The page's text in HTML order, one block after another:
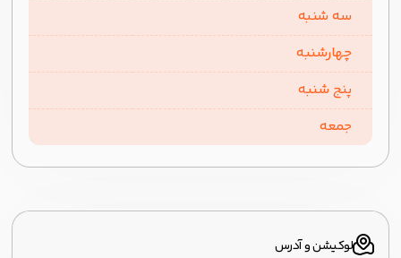
سه شنبه
چهارشنبه
پنج شنبه
جمعه
لوکیشن و آدرس